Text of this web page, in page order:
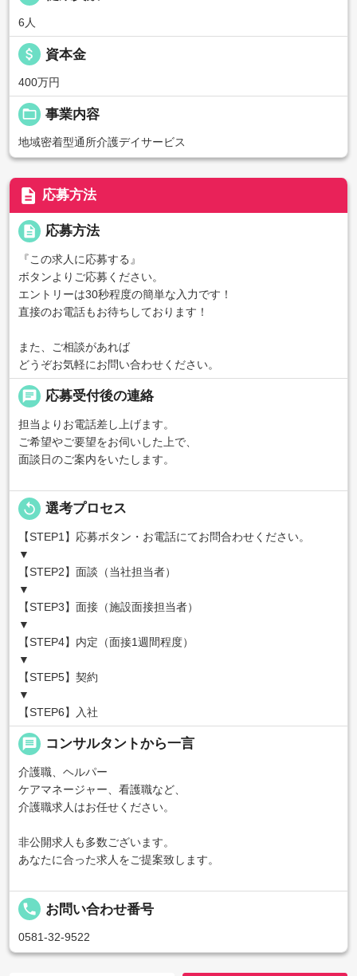
6人
attach_money 資本金
400万円
folder_open 事業内容
地域密着型通所介護デイサービス
description 応募方法
description 応募方法
『この求人に応募する』
ボタンよりご応募ください。
エントリーは30秒程度の簡単な入力です！
直接のお電話もお待ちしております！
また、ご相談があれば
どうぞお気軽にお問い合わせください。
chat 応募受付後の連絡
担当よりお電話差し上げます。
ご希望やご要望をお伺いした上で、
面談日のご案内をいたします。
replay 選考プロセス
【STEP1】応募ボタン・お電話にてお問合わせください。
▼
【STEP2】面談（当社担当者）
▼
【STEP3】面接（施設面接担当者）
▼
【STEP4】内定（面接1週間程度）
▼
【STEP5】契約
▼
【STEP6】入社
message コンサルタントから一言
介護職、ヘルパー
ケアマネージャー、看護職など、
介護職求人はお任せください。
非公開求人も多数ございます。
あなたに合った求人をご提案致します。
local_phone お問い合わせ番号
0581-32-9522